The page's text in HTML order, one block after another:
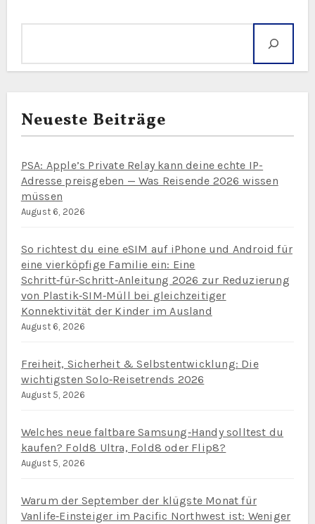
Neueste Beiträge
PSA: Apple’s Private Relay kann deine echte IP-
Adresse preisgeben — Was Reisende 2026 wissen
müssen
August 6, 2026
So richtest du eine eSIM auf iPhone und Android für
eine vierköpfige Familie ein: Eine
Schritt‑für‑Schritt‑Anleitung 2026 zur Reduzierung
von Plastik‑SIM‑Müll bei gleichzeitiger
Konnektivität der Kinder im Ausland
August 6, 2026
Freiheit, Sicherheit & Selbstentwicklung: Die
wichtigsten Solo‑Reisetrends 2026
August 5, 2026
Welches neue faltbare Samsung‑Handy solltest du
kaufen? Fold8 Ultra, Fold8 oder Flip8?
August 5, 2026
Warum der September der klügste Monat für
Vanlife‑Einsteiger im Pacific Northwest ist: Weniger